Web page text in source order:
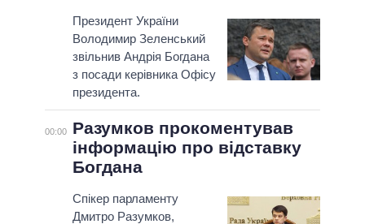
Президент України
Володимир Зеленський
звільнив Андрія Богдана
з посади керівника Офісу
президента.
00:00
Разумков прокоментував
інформацію про відставку
Богдана
Спікер парламенту
Дмитро Разумков,